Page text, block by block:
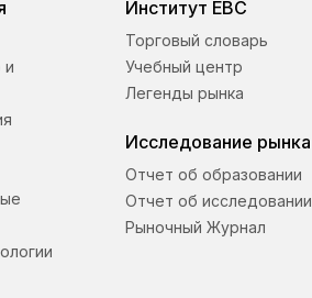
и
Институт ЕВС
Торговый словарь
Учебный центр
Легенды рынка
Исследование рынка
Отчет об образовании
Отчет об исследовании
Рыночный Журнал